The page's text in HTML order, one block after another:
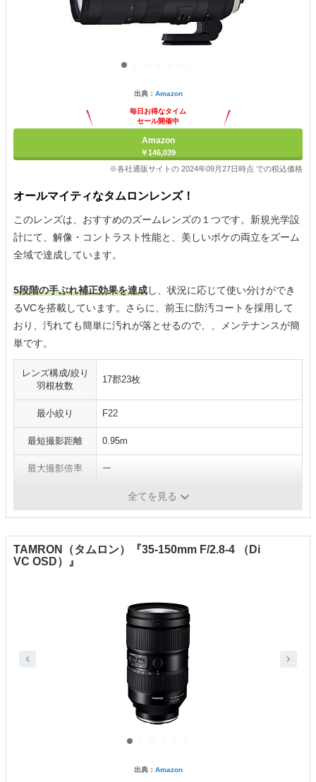
出典： Amazon
毎日お得なタイム
セール開催中
Amazon
￥146,039
※各社通販サイトの 2024年09月27日時点 での税込価格
オールマイティなタムロンレンズ！
このレンズは、おすすめのズームレンズの１つです。新規光学設
計にて、解像・コントラスト性能と、美しいボケの両立をズーム
全域で達成しています。
5段階の手ぶれ補正効果を達成し、状況に応じて使い分けができ
るVCを搭載しています。さらに、前玉に防汚コートを採用して
おり、汚れても簡単に汚れが落とせるので、、メンテナンスが簡
単です。
レンズ構成/絞り
羽根枚数
17郡23枚
最小絞り F22
最短撮影距離 0.95m
最大撮影倍率 ー
全てを見る
TAMRON（タムロン）『35-150mm F/2.8-4 （Di
VC OSD）』
出典： Amazon